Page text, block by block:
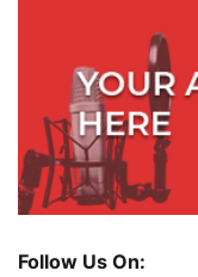
Follow Us On: